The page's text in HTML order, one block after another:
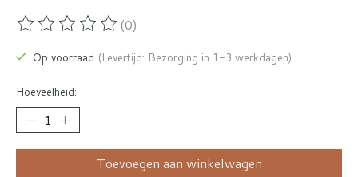
De beoordeling van dit product is
(0)
Op voorraad (Levertijd: Bezorging in 1-3 werkdagen)
Hoeveelheid:
Toevoegen aan winkelwagen